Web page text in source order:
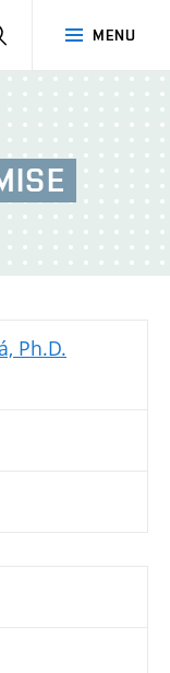
MENU
Ph.D.